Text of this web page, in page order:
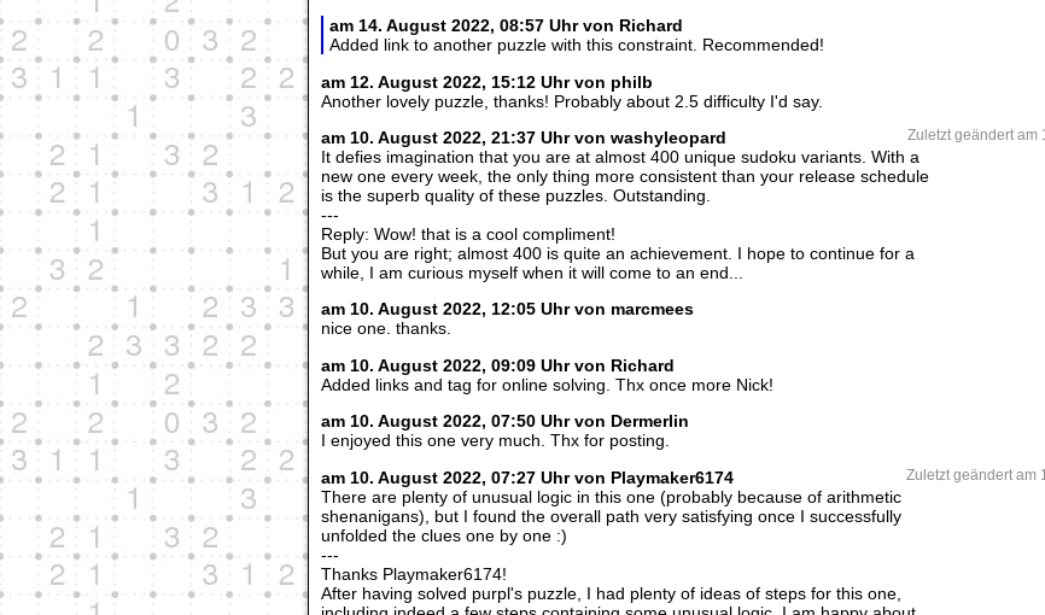
am 14. August 2022, 08:57 Uhr von Richard
Added link to another puzzle with this constraint. Recommended!
am 12. August 2022, 15:12 Uhr von philb
Another lovely puzzle, thanks! Probably about 2.5 difficulty I'd say.
Zuletzt geändert am
am 10. August 2022, 21:37 Uhr von washyleopard
It defies imagination that you are at almost 400 unique sudoku variants. With a
new one every week, the only thing more consistent than your release schedule
is the superb quality of these puzzles. Outstanding.
---
Reply: Wow! that is a cool compliment!
But you are right; almost 400 is quite an achievement. I hope to continue for a
while, I am curious myself when it will come to an end...
am 10. August 2022, 12:05 Uhr von marcmees
nice one. thanks.
am 10. August 2022, 09:09 Uhr von Richard
Added links and tag for online solving. Thx once more Nick!
am 10. August 2022, 07:50 Uhr von Dermerlin
I enjoyed this one very much. Thx for posting.
Zuletzt geändert am
am 10. August 2022, 07:27 Uhr von Playmaker6174
There are plenty of unusual logic in this one (probably because of arithmetic
shenanigans), but I found the overall path very satisfying once I successfully
unfolded the clues one by one :)
---
Thanks Playmaker6174!
After having solved purpl's puzzle, I had plenty of ideas of steps for this one,